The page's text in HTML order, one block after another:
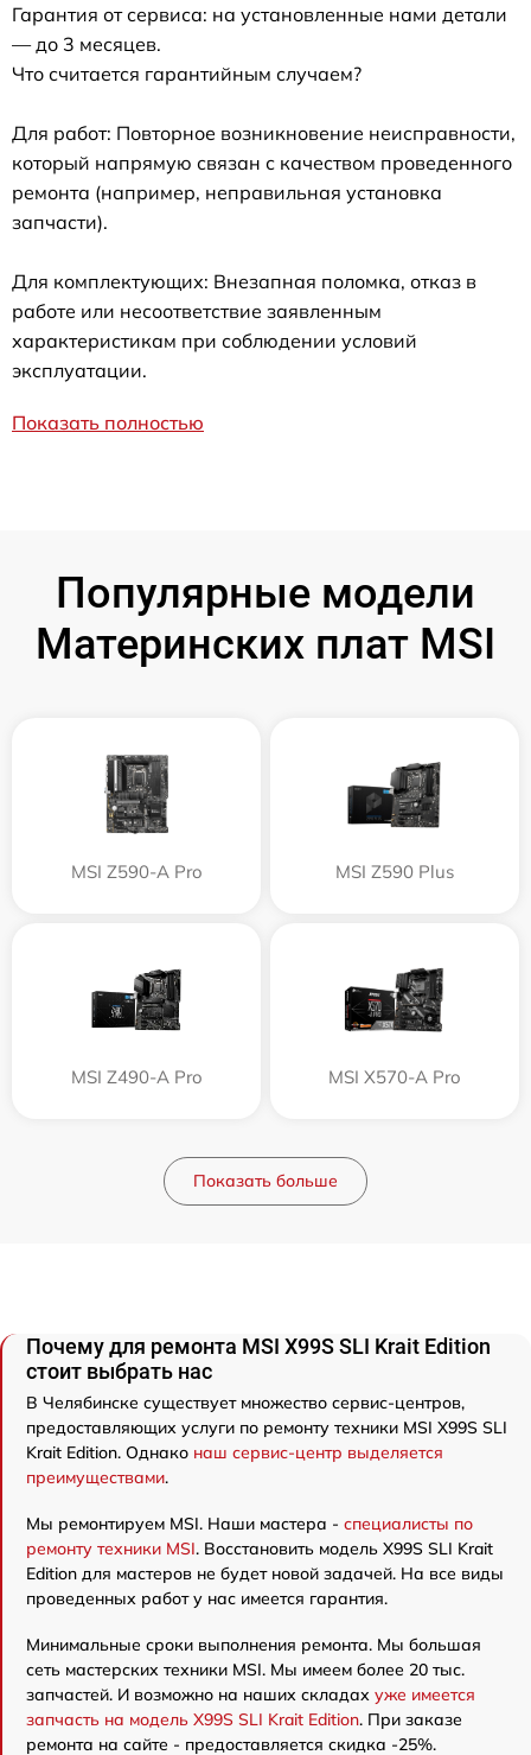
Гарантия от сервиса: на установленные нами детали
— до 3 месяцев.
Что считается гарантийным случаем?
Для работ: Повторное возникновение неисправности,
который напрямую связан с качеством проведенного
ремонта (например, неправильная установка
запчасти).
Для комплектующих: Внезапная поломка, отказ в
работе или несоответствие заявленным
характеристикам при соблюдении условий
эксплуатации.
Показать полностью
Популярные модели
Материнских плат MSI
MSI Z590-A Pro MSI Z590 Plus
MSI Z490-A Pro MSI X570-A Pro
Показать больше
Почему для ремонта MSI X99S SLI Krait Edition
стоит выбрать нас
В Челябинске существует множество сервис-центров,
предоставляющих услуги по ремонту техники MSI X99S SLI
Krait Edition. Однако наш сервис-центр выделяется
преимуществами.
Мы ремонтируем MSI. Наши мастера - специалисты по
ремонту техники MSI. Восстановить модель X99S SLI Krait
Edition для мастеров не будет новой задачей. На все виды
проведенных работ у нас имеется гарантия.
Минимальные сроки выполнения ремонта. Мы большая
сеть мастерских техники MSI. Мы имеем более 20 тыс.
запчастей. И возможно на наших складах уже имеется
запчасть на модель X99S SLI Krait Edition. При заказе
ремонта на сайте - предоставляется скидка -25%.